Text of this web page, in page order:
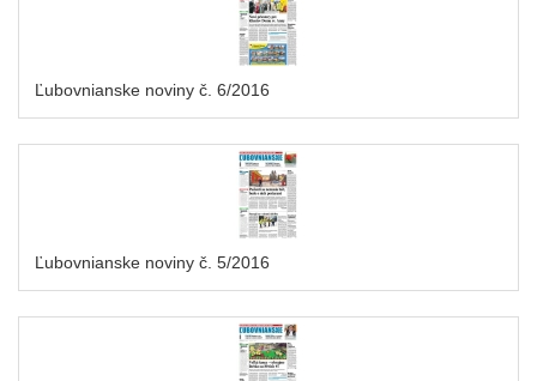
Ľubovnianske noviny č. 6/2016
Ľubovnianske noviny č. 5/2016